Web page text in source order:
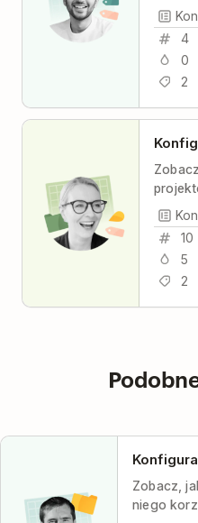
przy4
0
2
10
5
2
Zobacz,
niego